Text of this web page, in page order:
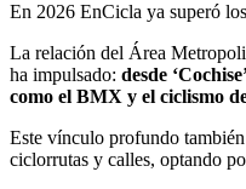
En 2026 EnCicla ya superó
La relación del Área
ha impulsado: desde
como el BMX y el ciclismo
Este vínculo profundo
ciclorrutas y calles, optando